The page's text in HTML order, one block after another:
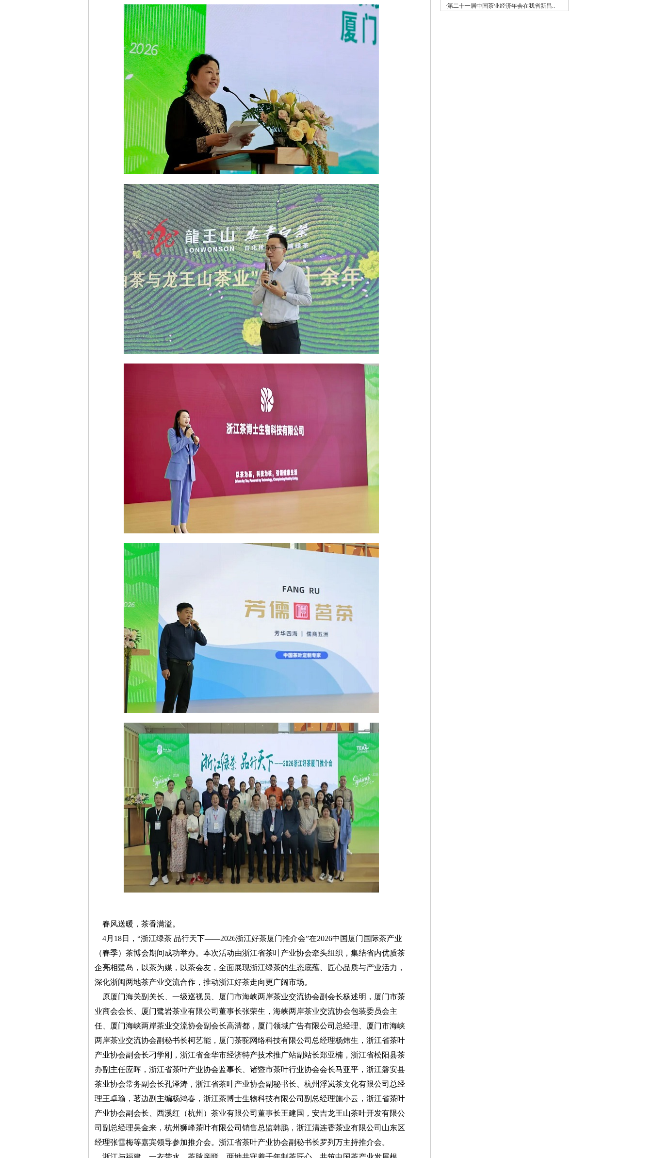
春风送暖，茶香满溢。
4月18日，“浙江绿茶 品行天下——2026浙江好茶厦门推介会”在2026中国厦门国际茶产业
（春季）茶博会期间成功举办。本次活动由浙江省茶叶产业协会牵头组织，集结省内优质茶
企亮相鹭岛，以茶为媒，以茶会友，全面展现浙江绿茶的生态底蕴、匠心品质与产业活力，
深化浙闽两地茶产业交流合作，推动浙江好茶走向更广阔市场。
原厦门海关副关长、一级巡视员、厦门市海峡两岸茶业交流协会副会长杨述明，厦门市茶
业商会会长、厦门鹭岩茶业有限公司董事长张荣生，海峡两岸茶业交流协会包装委员会主
任、厦门海峡两岸茶业交流协会副会长高清都，厦门领域广告有限公司总经理、厦门市海峡
两岸茶业交流协会副秘书长柯艺能，厦门茶驼网络科技有限公司总经理杨炜生，浙江省茶叶
产业协会副会长刁学刚，浙江省金华市经济特产技术推广站副站长郑亚楠，浙江省松阳县茶
办副主任应晖，浙江省茶叶产业协会监事长、诸暨市茶叶行业协会会长马亚平，浙江磐安县
茶业协会常务副会长孔泽涛，浙江省茶叶产业协会副秘书长、杭州浮岚茶文化有限公司总经
理王卓瑜，茗边副主编杨鸿春，浙江茶博士生物科技有限公司副总经理施小云，浙江省茶叶
产业协会副会长、西溪红（杭州）茶业有限公司董事长王建国，安吉龙王山茶叶开发有限公
司副总经理吴金来，杭州狮峰茶叶有限公司销售总监韩鹏，浙江清连香茶业有限公司山东区
经理张雪梅等嘉宾领导参加推介会。浙江省茶叶产业协会副秘书长罗列万主持推介会。
·第二十一届中国茶业经济年会在我省新昌..